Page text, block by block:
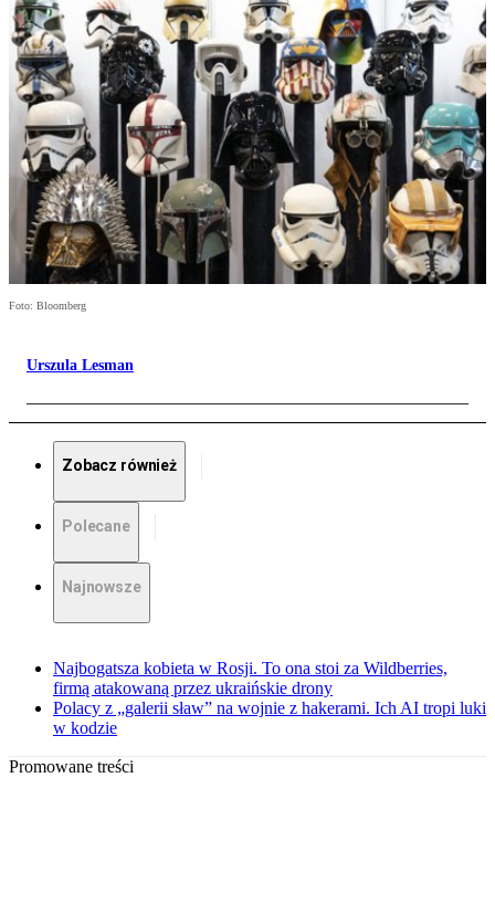
Foto: Bloomberg
Urszula Lesman
Zobacz również
Polecane
Najnowsze
Najbogatsza kobieta w Rosji. To ona stoi za Wildberries,
firmą atakowaną przez ukraińskie drony
Polacy z „galerii sław” na wojnie z hakerami. Ich AI tropi luki
w kodzie
Promowane treści